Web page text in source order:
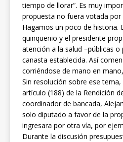
tiempo de llorar”. Es muy
propuesta no fuera votada por
Hagamos un poco de historia.
quinquenio y el presidente
atención a la salud –públicas
canasta establecida. Así
corriéndose de mano en
Sin resolución sobre ese
artículo (188) de la Rendición
coordinador de bancada,
solo diputado a favor de la
ingresara por otra vía, por
Durante la discusión